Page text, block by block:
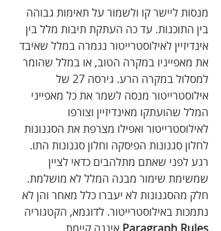
מנסות ליישר קו ולשמור על תאימות גבוהה
בין התוכנות. עד כה העתקת תיבות מלל בין
אינדיזיין לאילוסטרייטור נגמרה במלל שאיבד
את מאפייניו במקרה הטוב, או במלל שהומר
למסלול במקרה הרע. גירסה 27 של
אילוסטרייטור מנסה לשמר את כל מאפייני
המלל שהועתקו מאינדיזיין וצורפו
לאילוסטרייטור ואפילו מצרפת את הסגנונות
לחלון סגנונות הפיסקה וחלון סגנונות התו.
רגע לפני שאתם מתלהבים כדאי לציין
שמשימת שימור מבנה המלל לא מושלמת.
חלק מהסגנונות לא יעברו כלל מאחר והן לא
נתמכות באילוסטרייטור. לדוגמא, הקטגוריה